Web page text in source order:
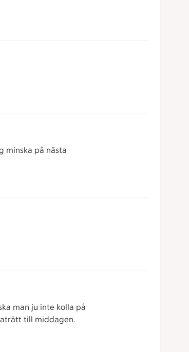
minska på nästa
man ju inte kolla på
till middagen.